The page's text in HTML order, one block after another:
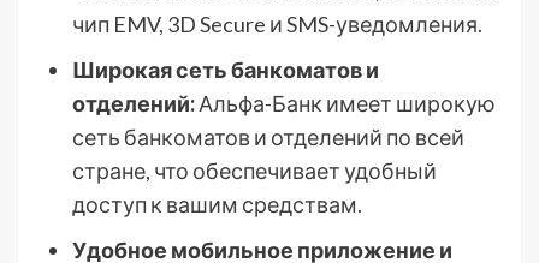
чип EMV, 3D Secure и SMS-уведомления.
Широкая сеть банкоматов и
отделений:Альфа-Банк имеет широкую
сеть банкоматов и отделений по всей
стране, что обеспечивает удобный
доступ к вашим средствам.
Удобное мобильное приложение и